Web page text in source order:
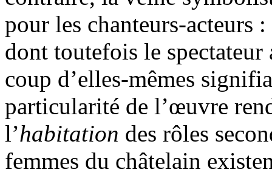
pour les chanteurs-acteurs
dont toutefois le
coup d’elles-mêmes
particularité de l’œuvre
l’habitation des rôles
femmes du châtelain